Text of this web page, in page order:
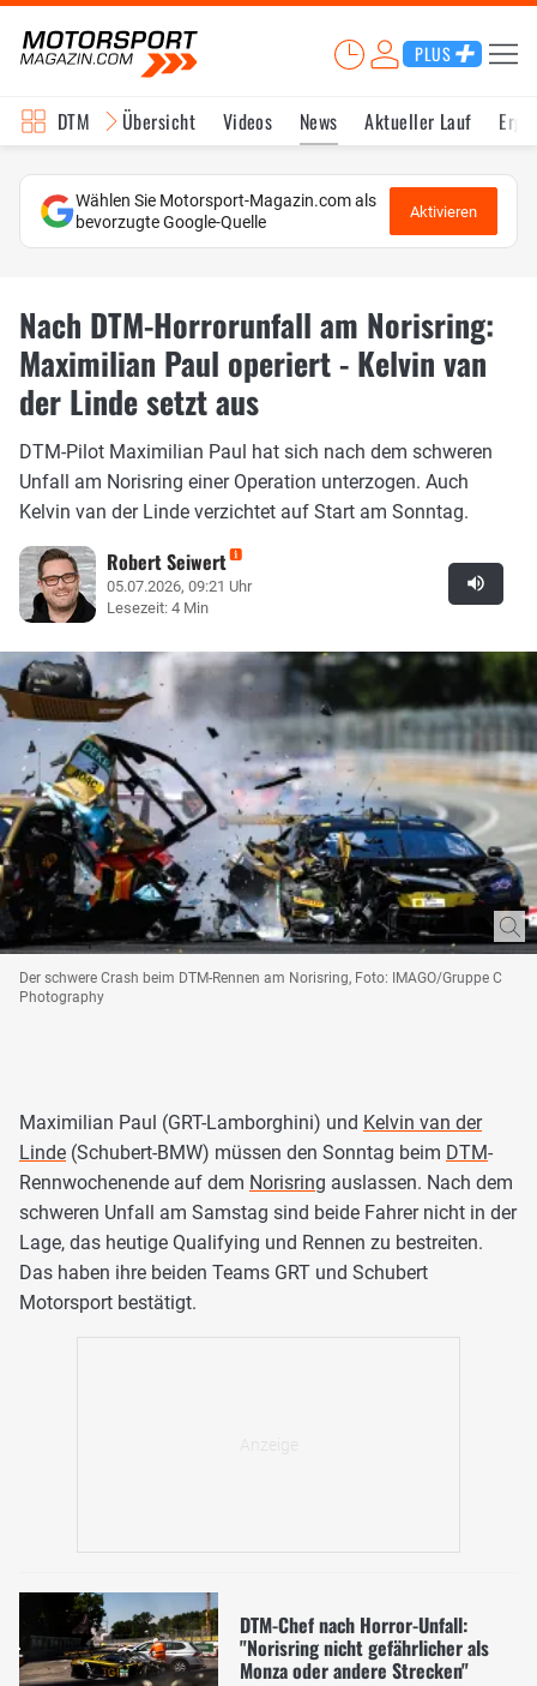
PLUS
DTM Übersicht Videos News Aktueller Lauf
Wählen Sie Motorsport-Magazin.com als
bevorzugte Google-Quelle
Aktivieren
Nach DTM-Horrorunfall am Norisring:
Maximilian Paul operiert - Kelvin van
der Linde setzt aus
DTM-Pilot Maximilian Paul hat sich nach dem schweren
Unfall am Norisring einer Operation unterzogen. Auch
Kelvin van der Linde verzichtet auf Start am Sonntag.
Robert Seiwert
05.07.2026, 09:21 Uhr
Lesezeit: 4 Min
Der schwere Crash beim DTM-Rennen am Norisring, Foto: IMAGO/Gruppe C
Photography
Maximilian Paul (GRT-Lamborghini) und Kelvin van der
Linde (Schubert-BMW) müssen den Sonntag beim DTM-
Rennwochenende auf dem Norisring auslassen. Nach dem
schweren Unfall am Samstag sind beide Fahrer nicht in der
Lage, das heutige Qualifying und Rennen zu bestreiten.
Das haben ihre beiden Teams GRT und Schubert
Motorsport bestätigt.
DTM-Chef nach Horror-Unfall:
"Norisring nicht gefährlicher als
Monza oder andere Strecken"